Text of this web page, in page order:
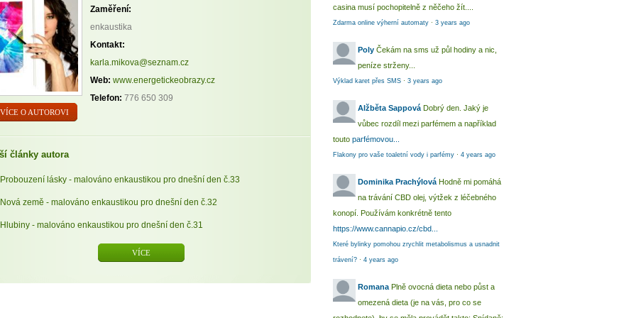
VÍCE O AUTOROVI
Zaměření:
enkaustika
Kontakt:
karla.mikova@seznam.cz
Web: www.energetickeobrazy.cz
Telefon: 776 650 309
články autora
Probouzení lásky - malováno enkaustikou pro dnešní den č.33
Nová země - malováno enkaustikou pro dnešní den č.32
Hlubiny - malováno enkaustikou pro dnešní den č.31
VÍCE
casina musí pochopitelně z něčeho žít....
Zdarma online výherní automaty · 3 years ago
Poly Čekám na sms už půl hodiny a nic,
peníze strženy...
Výklad karet přes SMS · 3 years ago
Alžběta Sappová Dobrý den. Jaký je
vůbec rozdíl mezi parfémem a například
touto parfémovou...
Flakony pro vaše toaletní vody i parfémy · 4 years ago
Dominika Prachýlová Hodně mi pomáhá
na trávání CBD olej, výtžek z léčebného
konopí. Používám konkrétně tento
https://www.cannapio.cz/cbd...
Které bylinky pomohou zrychlit metabolismus a usnadnit
trávení? · 4 years ago
Romana Plně ovocná dieta nebo půst a
omezená dieta (je na vás, pro co se